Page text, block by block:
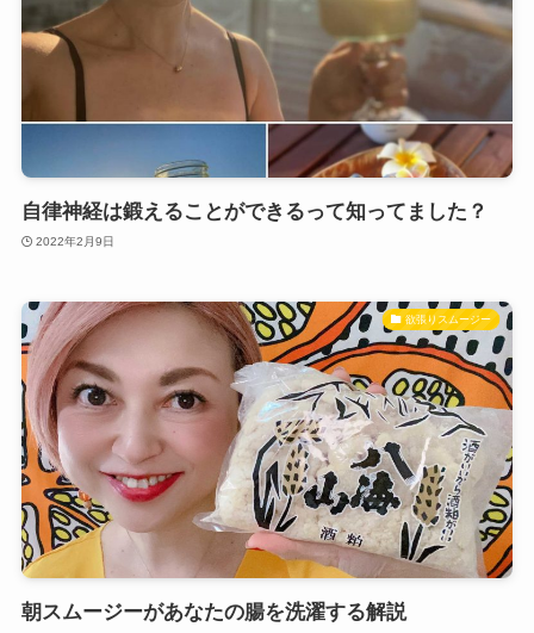
自律神経は鍛えることができるって知ってました？
2022年2月9日
欲張りスムージー
朝スムージーがあなたの腸を洗濯する解説